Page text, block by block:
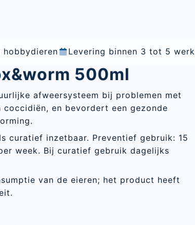
Levering binnen 3 tot 5 werkdagen
500ml
afweersysteem bij problemen met
en bevordert een gezonde
curatief inzetbaar. Preventief gebruik: 15
week. Bij curatief gebruik dagelijks
van de eieren; het product heeft